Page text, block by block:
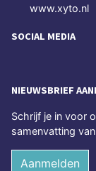
www.xyto.nl
SOCIAL MEDIA
NIEUWSBRIEF
Schrijf je in voor
samenvatting
Aanmelden